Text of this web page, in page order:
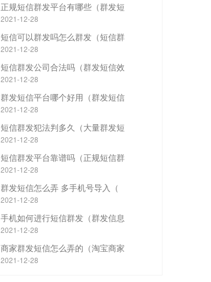
正规短信群发平台有哪些（群发短
2021-12-28
短信可以群发吗怎么群发（短信群
2021-12-28
短信群发公司合法吗（群发短信效
2021-12-28
群发短信平台哪个好用（群发短信
2021-12-28
短信群发犯法判多久（大量群发短
2021-12-28
短信群发平台靠谱吗（正规短信群
2021-12-28
群发短信怎么弄 多手机号导入（
2021-12-28
手机如何进行短信群发（群发信息
2021-12-28
商家群发短信怎么弄的（淘宝商家
2021-12-28